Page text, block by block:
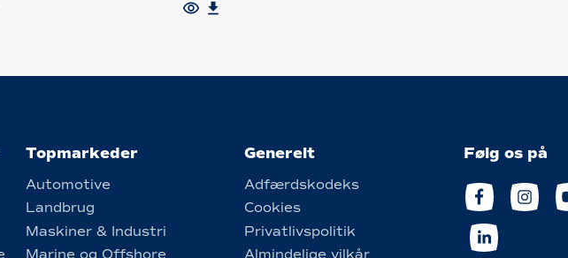
Topmarkeder
Automotive
Landbrug
Maskiner & Industri
Generelt
Adfærdskodeks
Cookies
Privatlivspolitik
Følg os på